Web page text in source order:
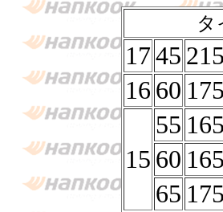
タ
1745
16 60
15
55
60
65